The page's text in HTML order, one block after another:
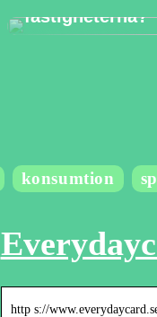
fastigheterna?
konsumtion
http s://